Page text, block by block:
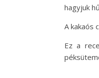
hagyjuk
A kakaós
Ez a